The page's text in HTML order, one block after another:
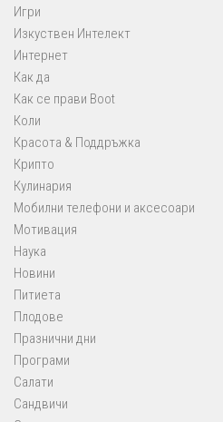
Игри
Изкуствен Интелект
Интернет
Как да
Как се прави Boot
Коли
Красота & Поддръжка
Крипто
Кулинария
Мобилни телефони и аксесоари
Мотивация
Наука
Новини
Питиета
Плодове
Празнични дни
Програми
Салати
Сандвичи